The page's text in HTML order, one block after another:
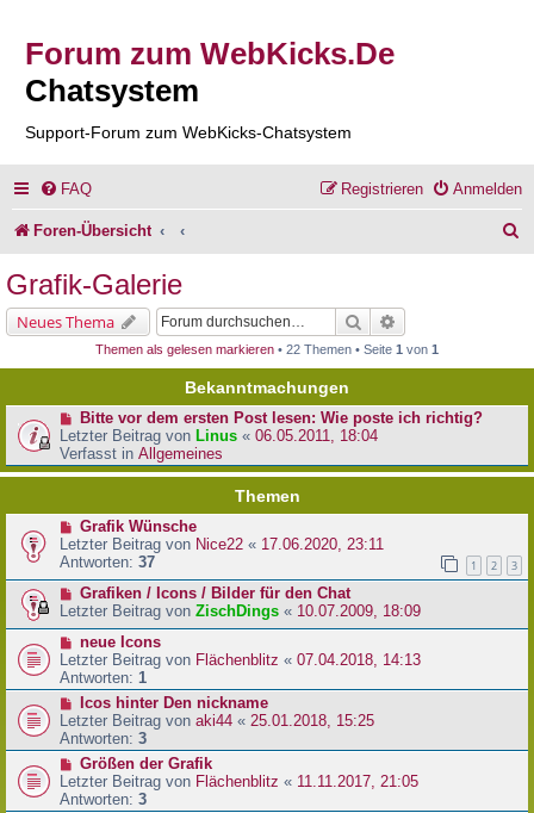
Forum zum WebKicks.De
Chatsystem
Support-Forum zum WebKicks-Chatsystem
FAQ Anmelden
Registrieren
Foren-Übersicht
e
Grafik-Galerie
Neues Thema Suche
Themen als gelesen markieren • 22 Themen • Seite 1 von 1
Bekanntmachungen
Bitte vor dem ersten Post lesen: Wie poste ich richtig?
Letzter Beitrag von Linus « 06.05.2011, 18:04
Verfasst in Allgemeines
Themen
Grafik Wünsche
Letzter Beitrag von Nice22 « 17.06.2020, 23:11
Antworten: 37 1 2 3
Grafiken / Icons / Bilder für den Chat
Letzter Beitrag von ZischDings « 10.07.2009, 18:09
neue Icons
Letzter Beitrag von Flächenblitz « 07.04.2018, 14:13
Antworten: 1
Icos hinter Den nickname
Letzter Beitrag von aki44 « 25.01.2018, 15:25
Antworten: 3
Größen der Grafik
Letzter Beitrag von Flächenblitz « 11.11.2017, 21:05
Antworten: 3